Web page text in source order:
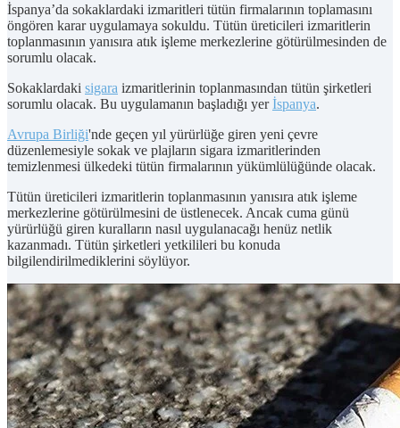
İspanya’da sokaklardaki izmaritleri tütün firmalarının toplamasını
öngören karar uygulamaya sokuldu. Tütün üreticileri izmaritlerin
toplanmasının yanısıra atık işleme merkezlerine götürülmesinden de
sorumlu olacak.
Sokaklardaki sigara izmaritlerinin toplanmasından tütün şirketleri
sorumlu olacak. Bu uygulamanın başladığı yerİspanya.
Avrupa Birliği'nde geçen yıl yürürlüğe giren yeni çevre
düzenlemesiyle sokak ve plajların sigara izmaritlerinden
temizlenmesi ülkedeki tütün firmalarının yükümlülüğünde olacak.
Tütün üreticileri izmaritlerin toplanmasının yanısıra atık işleme
merkezlerine götürülmesini de üstlenecek. Ancak cuma günü
yürürlüğü giren kuralların nasıl uygulanacağı henüz netlik
kazanmadı. Tütün şirketleri yetkilileri bu konuda
bilgilendirilmediklerini söylüyor.